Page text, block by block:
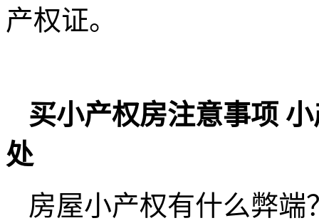
产权证。
买小产权房注意事项
处
房屋小产权有什么弊端